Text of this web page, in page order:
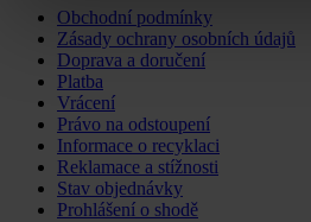
Obchodní podmínky
Zásady ochrany osobních údajů
Doprava a doručení
Platba
Vrácení
Právo na odstoupení
Informace o recyklaci
Reklamace a stížnosti
Stav objednávky
Prohlášení o shodě